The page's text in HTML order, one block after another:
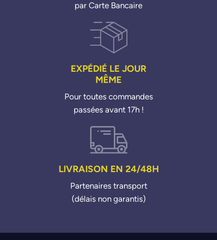
par Carte Bancaire
EXPÉDIÉ LE JOUR
MÊME
Pour toutes commandes
passées avant 17h !
LIVRAISON EN 24/48H
Partenaires transport
(délais non garantis)